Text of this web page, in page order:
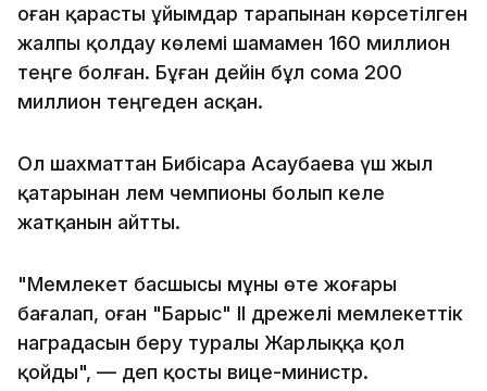
оған қарасты ұйымдар тарапынан көрсетілген
жалпы қолдау көлемі шамамен 160 миллион
теңге болған. Бұған дейін бұл сома 200
миллион теңгеден асқан.
Ол шахматтан Бибісара Асаубаева үш жыл
қатарынан әлем чемпионы болып келе
жатқанын айтты.
"Мемлекет басшысы мұны өте жоғары
бағалап, оған "Барыс" ІІ дәрежелі мемлекеттік
наградасын беру туралы Жарлыққа қол
қойды", — деп қосты вице-министр.